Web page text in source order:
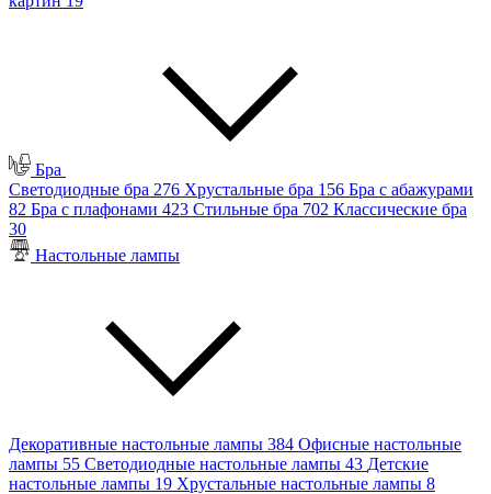
Бра
Светодиодные бра 276 Хрустальные бра 156 Бра с абажурами
82 Бра с плафонами 423 Стильные бра 702 Классические бра
30
Настольные лампы
Декоративные настольные лампы 384 Офисные настольные
лампы 55 Светодиодные настольные лампы 43 Детские
настольные лампы 19 Хрустальные настольные лампы 8